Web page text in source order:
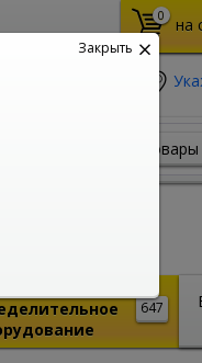
0 на
Товары
647
Закрыть